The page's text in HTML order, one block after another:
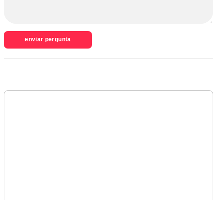
enviar pergunta